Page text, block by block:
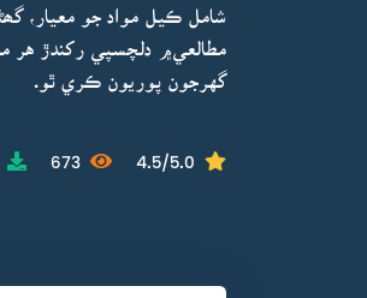
شامل ڪيل مواد جو معيار،
مطالعي۾ دلچسپي رکندڙ هر
گهرجون پوريون ڪري ٿو.
4.5/5.0
673